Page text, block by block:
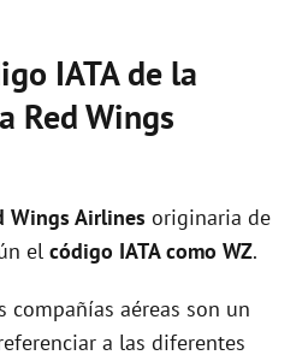
IATA de la
Red Wings
Wings Airlines originaria de
el código IATA como WZ.
compañías aéreas son un
a las diferentes